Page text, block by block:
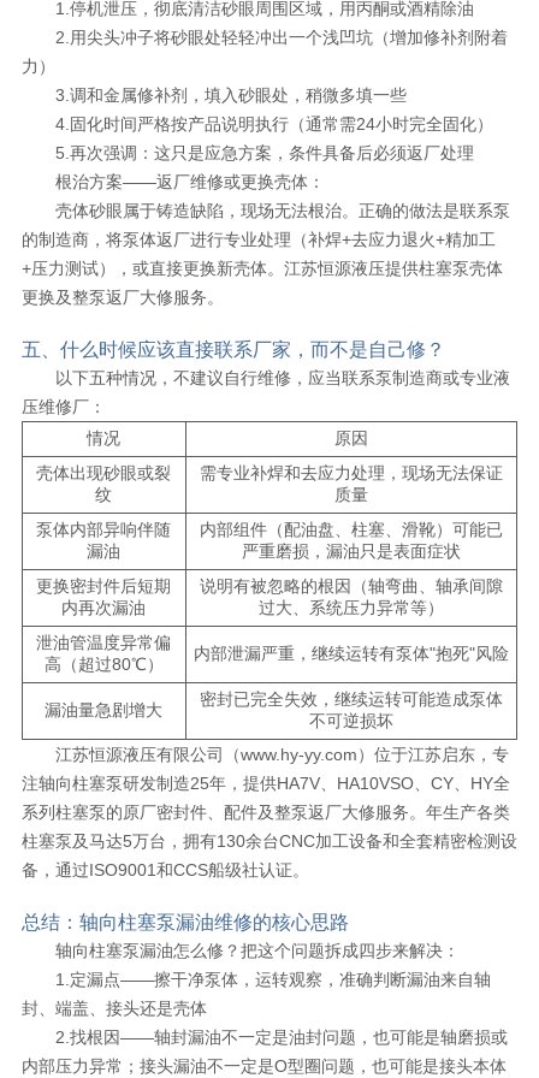
1.停机泄压，彻底清洁砂眼周围区域，用丙酮或酒精除油
2.用尖头冲子将砂眼处轻轻冲出一个浅凹坑（增加修补剂附着
力）
3.调和金属修补剂，填入砂眼处，稍微多填一些
4.固化时间严格按产品说明执行（通常需24小时完全固化）
5.再次强调：这只是应急方案，条件具备后必须返厂处理
根治方案——返厂维修或更换壳体：
壳体砂眼属于铸造缺陷，现场无法根治。正确的做法是联系泵
的制造商，将泵体返厂进行专业处理（补焊+去应力退火+精加工
+压力测试），或直接更换新壳体。江苏恒源液压提供柱塞泵壳体
更换及整泵返厂大修服务。
五、什么时候应该直接联系厂家，而不是自己修？
以下五种情况，不建议自行维修，应当联系泵制造商或专业液
压维修厂：
情况
原因
壳体出现砂眼或裂
纹
需专业补焊和去应力处理，现场无法保证
质量
泵体内部异响伴随
漏油
内部组件（配油盘、柱塞、滑靴）可能已
严重磨损，漏油只是表面症状
更换密封件后短期
内再次漏油
说明有被忽略的根因（轴弯曲、轴承间隙
过大、系统压力异常等）
泄油管温度异常偏
高（超过80℃）
内部泄漏严重，继续运转有泵体"抱死"风险
漏油量急剧增大
密封已完全失效，继续运转可能造成泵体
不可逆损坏
江苏恒源液压有限公司（www.hy-yy.com）位于江苏启东，专
注轴向柱塞泵研发制造25年，提供HA7V、HA10VSO、CY、HY全
系列柱塞泵的原厂密封件、配件及整泵返厂大修服务。年生产各类
柱塞泵及马达5万台，拥有130余台CNC加工设备和全套精密检测设
备，通过ISO9001和CCS船级社认证。
总结：轴向柱塞泵漏油维修的核心思路
轴向柱塞泵漏油怎么修？把这个问题拆成四步来解决：
1.定漏点——擦干净泵体，运转观察，准确判断漏油来自轴
封、端盖、接头还是壳体
2.找根因——轴封漏油不一定是油封问题，也可能是轴磨损或
内部压力异常；接头漏油不一定是O型圈问题，也可能是接头本体